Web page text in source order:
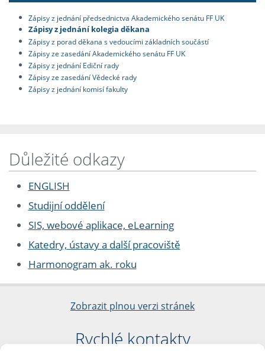
Zápisy z jednání předsednictva Akademického senátu FF UK
Zápisy z jednání kolegia děkana
Zápisy z porad děkana s vedoucími základních součástí
Zápisy ze zasedání Akademického senátu FF UK
Zápisy z jednání Ediční rady
Zápisy ze zasedání Vědecké rady
Zápisy z jednání komisí fakulty
Důležité odkazy
ENGLISH
Studijní oddělení
SIS, webové aplikace, eLearning
Katedry, ústavy a další pracoviště
Harmonogram ak. roku
Zobrazit plnou verzi stránek
Rychlé kontakty